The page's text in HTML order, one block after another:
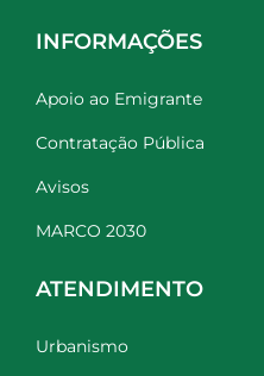
INFORMAÇÕES
Apoio ao Emigrante
Contratação Pública
Avisos
MARCO 2030
ATENDIMENTO
Urbanismo